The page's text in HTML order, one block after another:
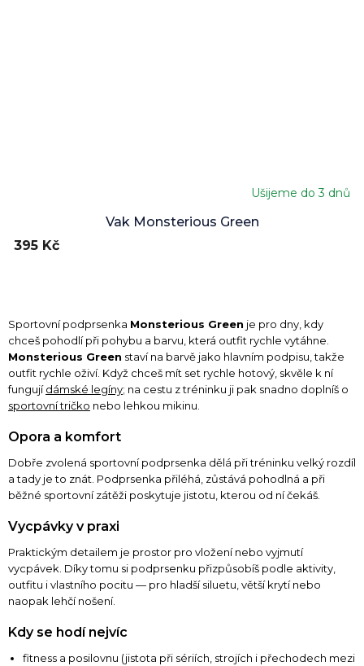
Vak Monsterious Green
Ušijeme do 3 dnů
395 Kč
Sportovní podprsenka Monsterious Green je pro dny, kdy
chceš pohodlí při pohybu a barvu, která outfit rychle vytáhne.
Monsterious Green staví na barvě jako hlavním podpisu, takže
outfit rychle oživí. Když chceš mít set rychle hotový, skvěle k ní
fungujídámské legíny; na cestu z tréninku ji pak snadno doplníš o
sportovní tričko nebo lehkou mikinu.
Opora a komfort
Dobře zvolená sportovní podprsenka dělá při tréninku velký rozdíl
a tady je to znát. Podprsenka přiléhá, zůstává pohodlná a při
běžné sportovní zátěži poskytuje jistotu, kterou od ní čekáš.
Vycpávky v praxi
Praktickým detailem je prostor pro vložení nebo vyjmutí
vycpávek. Díky tomu si podprsenku přizpůsobíš podle aktivity,
outfitu i vlastního pocitu — pro hladší siluetu, větší krytí nebo
naopak lehčí nošení.
Kdy se hodí nejvíc
fitness a posilovnu (jistota při sériích, strojích i přechodech mezi